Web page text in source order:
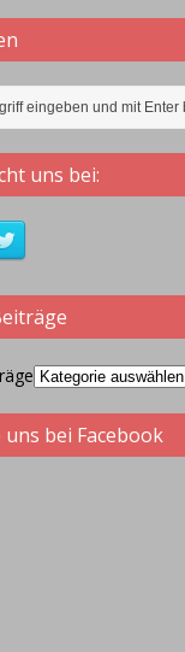
2019 wiederspiegeln.
uns bei:
uns bei Facebook